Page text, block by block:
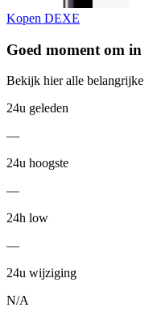
Kopen DEXE
Goed moment om in
Bekijk hier alle belangrijke
24u geleden
—
24u hoogste
—
24h low
—
24u wijziging
N/A